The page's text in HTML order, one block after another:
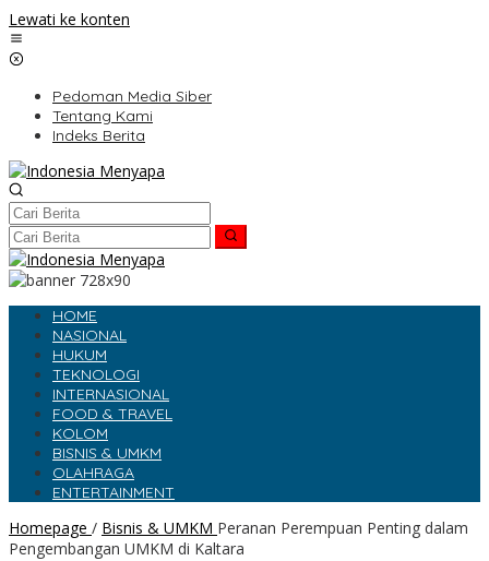
Lewati ke konten
Pedoman Media Siber
Tentang Kami
Indeks Berita
HOME
NASIONAL
HUKUM
TEKNOLOGI
INTERNASIONAL
FOOD & TRAVEL
KOLOM
BISNIS & UMKM
OLAHRAGA
ENTERTAINMENT
Homepage / Bisnis & UMKM Peranan Perempuan Penting dalam
Pengembangan UMKM di Kaltara